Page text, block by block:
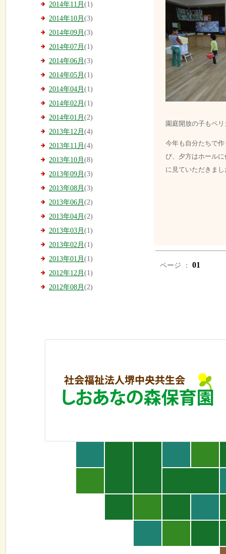
2014年11月 (1)
2014年10月 (3)
2014年09月 (3)
2014年07月 (1)
2014年06月 (3)
2014年05月 (1)
2014年04月 (1)
2014年02月 (1)
2014年01月 (2)
2013年12月 (4)
2013年11月 (4)
2013年10月 (8)
2013年09月 (3)
2013年08月 (3)
2013年06月 (2)
2013年04月 (2)
2013年03月 (1)
2013年02月 (1)
2013年01月 (1)
2012年12月 (1)
2012年08月 (2)
園庭開放の子もペ
今年も自分たちで
び、夕方はホール
に見ていただきまし
ページ ： 01